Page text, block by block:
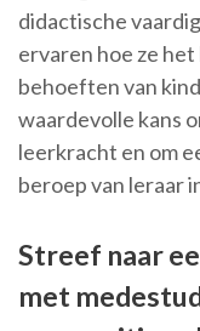
didactische
ervaren hoe ze
behoeften van
waardevolle kans
leerkracht en om
beroep van leraar
Streef naar
met